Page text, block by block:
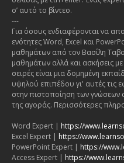
σ’ αυτό το βίντεο.
---
Για όσους ενδιαφέρονται να
ενότητες Word, Excel και
μαθημάτων από τον Βασίλη
μαθημάτων αλλά και ασκήσεις
σειρές είναι μια δομημένη
υψηλού επιπέδου γι' αυτές τις
στην πιστοποίηση των
της αγοράς. Περισσότερες
Word Expert | https://
Excel Expert | https://
PowerPoint Expert | https://
Access Expert | https://